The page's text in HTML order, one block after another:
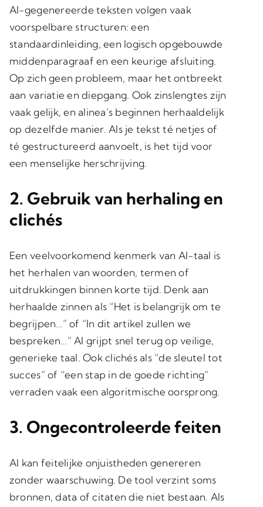
AI-gegenereerde teksten volgen vaak
voorspelbare structuren: een
standaardinleiding, een logisch opgebouwde
middenparagraaf en een keurige afsluiting.
Op zich geen probleem, maar het ontbreekt
aan variatie en diepgang. Ook zinslengtes zijn
vaak gelijk, en alinea’s beginnen herhaaldelijk
op dezelfde manier. Als je tekst té netjes of
té gestructureerd aanvoelt, is het tijd voor
een menselijke herschrijving.
2. Gebruik van herhaling en
clichés
Een veelvoorkomend kenmerk van AI-taal is
het herhalen van woorden, termen of
uitdrukkingen binnen korte tijd. Denk aan
herhaalde zinnen als “Het is belangrijk om te
begrijpen…” of “In dit artikel zullen we
bespreken…” AI grijpt snel terug op veilige,
generieke taal. Ook clichés als “de sleutel tot
succes” of “een stap in de goede richting”
verraden vaak een algoritmische oorsprong.
3. Ongecontroleerde feiten
AI kan feitelijke onjuistheden genereren
zonder waarschuwing. De tool verzint soms
bronnen, data of citaten die niet bestaan. Als